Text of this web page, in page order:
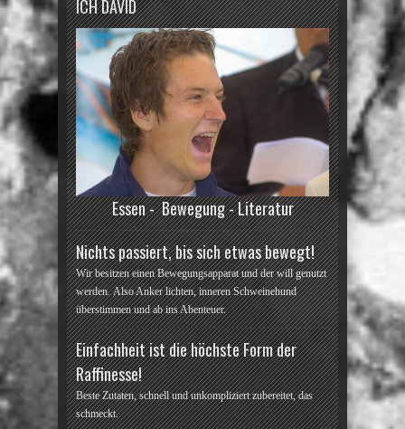
ICH DAVID
Essen - Bewegung - Literatur
Nichts passiert, bis sich etwas bewegt!
Wir besitzen einen Bewegungsapparat und der will genutzt
werden. Also Anker lichten, inneren Schweinehund
überstimmen und ab ins Abenteuer.
Einfachheit ist die höchste Form der
Raffinesse!
Beste Zutaten, schnell und unkompliziert zubereitet, das
schmeckt.